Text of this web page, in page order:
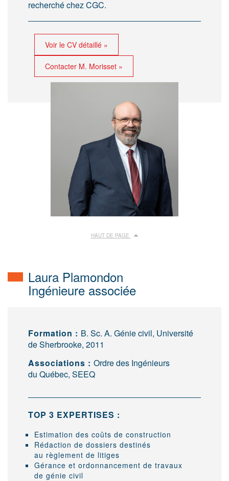
recherché chez CGC.
Voir le CV détaillé »
Contacter M. Morisset »
HAUT DE PAGE
Laura Plamondon
Ingénieure associée
Formation : B. Sc. A. Génie civil, Université
de Sherbrooke, 2011
Associations : Ordre des Ingénieurs
du Québec, SEEQ
TOP 3 EXPERTISES :
Estimation des coûts de construction
Rédaction de dossiers destinés
au règlement de litiges
Gérance et ordonnancement de travaux
de génie civil